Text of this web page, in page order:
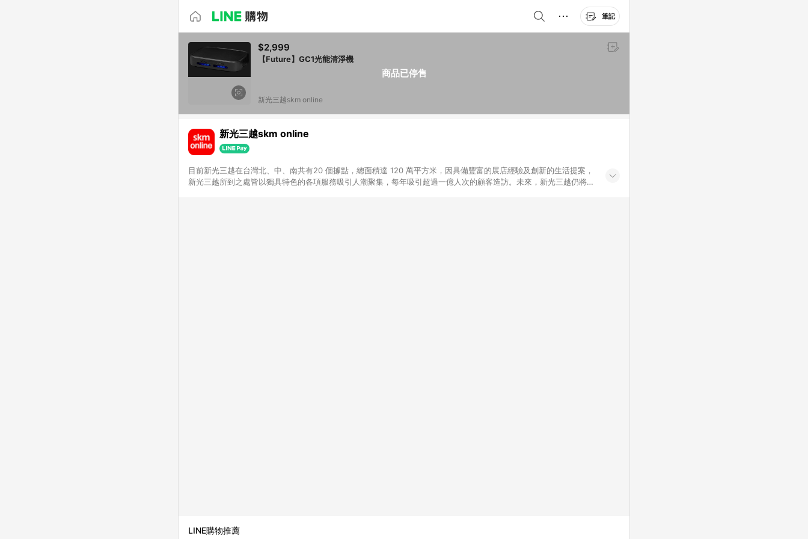
筆記
商品已停售
$2,999
【Future】GC1光能清淨機
新光三越skm online
新光三越skm online
目前新光三越在台灣北、中、南共有20 個據點，總面積達 120 萬平方米，因具備豐富的展店經驗及創新的生活提案，
新光三越所到之處皆以獨具特色的各項服務吸引人潮聚集，每年吸引超過一億人次的顧客造訪。未來，新光三越仍將秉
LINE購物推薦